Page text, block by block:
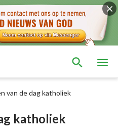
van de dag katholiek
katholiek